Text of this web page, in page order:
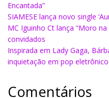
Encantada”
SIAMESE lança novo single
MC Iguinho Ct lança “Moro
convidados
Inspirada em Lady Gaga,
inquietação em pop eletrônico
Comentários